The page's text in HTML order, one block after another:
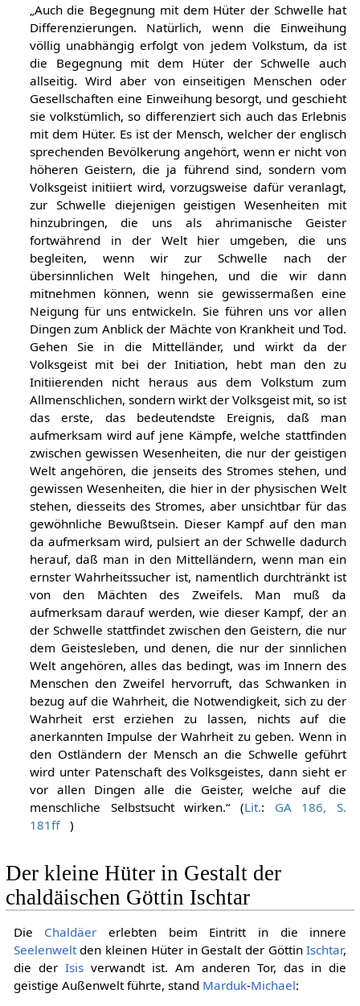
„Auch die Begegnung mit dem Hüter der Schwelle hat
Differenzierungen. Natürlich, wenn die Einweihung
völlig unabhängig erfolgt von jedem Volkstum, da ist
die Begegnung mit dem Hüter der Schwelle auch
allseitig. Wird aber von einseitigen Menschen oder
Gesellschaften eine Einweihung besorgt, und geschieht
sie volkstümlich, so differenziert sich auch das Erlebnis
mit dem Hüter. Es ist der Mensch, welcher der englisch
sprechenden Bevölkerung angehört, wenn er nicht von
höheren Geistern, die ja führend sind, sondern vom
Volksgeist initiiert wird, vorzugsweise dafür veranlagt,
zur Schwelle diejenigen geistigen Wesenheiten mit
hinzubringen, die uns als ahrimanische Geister
fortwährend in der Welt hier umgeben, die uns
begleiten, wenn wir zur Schwelle nach der
übersinnlichen Welt hingehen, und die wir dann
mitnehmen können, wenn sie gewissermaßen eine
Neigung für uns entwickeln. Sie führen uns vor allen
Dingen zum Anblick der Mächte von Krankheit und Tod.
Gehen Sie in die Mittelländer, und wirkt da der
Volksgeist mit bei der Initiation, hebt man den zu
Initiierenden nicht heraus aus dem Volkstum zum
Allmenschlichen, sondern wirkt der Volksgeist mit, so ist
das erste, das bedeutendste Ereignis, daß man
aufmerksam wird auf jene Kämpfe, welche stattfinden
zwischen gewissen Wesenheiten, die nur der geistigen
Welt angehören, die jenseits des Stromes stehen, und
gewissen Wesenheiten, die hier in der physischen Welt
stehen, diesseits des Stromes, aber unsichtbar für das
gewöhnliche Bewußtsein. Dieser Kampf auf den man
da aufmerksam wird, pulsiert an der Schwelle dadurch
herauf, daß man in den Mittelländern, wenn man ein
ernster Wahrheitssucher ist, namentlich durchtränkt ist
von den Mächten des Zweifels. Man muß da
aufmerksam darauf werden, wie dieser Kampf, der an
der Schwelle stattfindet zwischen den Geistern, die nur
dem Geistesleben, und denen, die nur der sinnlichen
Welt angehören, alles das bedingt, was im Innern des
Menschen den Zweifel hervorruft, das Schwanken in
bezug auf die Wahrheit, die Notwendigkeit, sich zu der
Wahrheit erst erziehen zu lassen, nichts auf die
anerkannten Impulse der Wahrheit zu geben. Wenn in
den Ostländern der Mensch an die Schwelle geführt
wird unter Patenschaft des Volksgeistes, dann sieht er
vor allen Dingen alle die Geister, welche auf die
menschliche Selbstsucht wirken.“ (Lit.: GA 186, S.
181ff
)
Der kleine Hüter in Gestalt der
chaldäischen Göttin Ischtar
Die Chaldäer erlebten beim Eintritt in die innere
Seelenweltden kleinen Hüter in Gestalt der GöttinIschtar,
die der Isisverwandt ist. Am anderen Tor, das in die
geistige Außenwelt führte, stand Marduk-Michael: